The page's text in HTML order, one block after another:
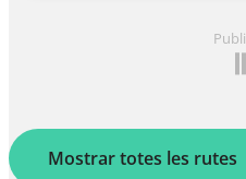
Mostrar totes les rutes